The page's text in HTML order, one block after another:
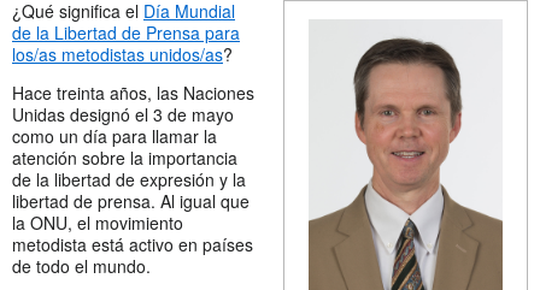
¿Qué significa el Día Mundial
de la Libertad de Prensa para
los/as metodistas unidos/as?
Hace treinta años, las Naciones
Unidas designó el 3 de mayo
como un día para llamar la
atención sobre la importancia
de la libertad de expresión y la
libertad de prensa. Al igual que
la ONU, el movimiento
metodista está activo en países
de todo el mundo.